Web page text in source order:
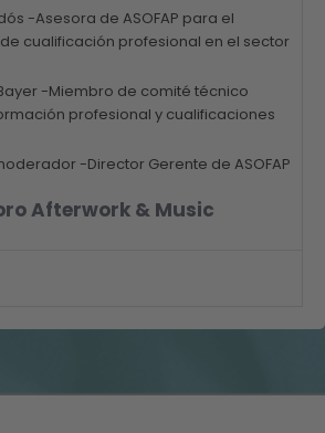
s -Asesora de ASOFAP para el
cualificación profesional en el sector
-Miembro de comité técnico
profesional y cualificaciones
-Director Gerente de ASOFAP
Afterwork & Music